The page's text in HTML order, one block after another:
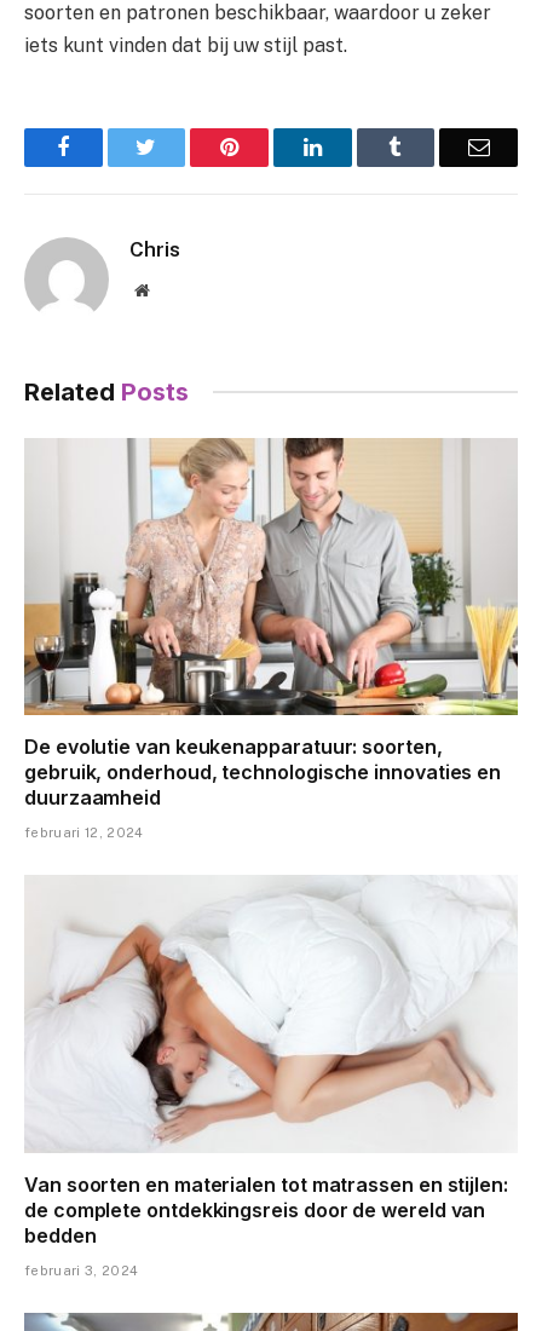
soorten en patronen beschikbaar, waardoor u zeker
iets kunt vinden dat bij uw stijl past.
Facebook Pinterest LinkedIn Email
Chris
Website
Related Posts
De evolutie van keukenapparatuur: soorten,
gebruik, onderhoud, technologische innovaties en
duurzaamheid
februari 12, 2024
Van soorten en materialen tot matrassen en stijlen:
de complete ontdekkingsreis door de wereld van
bedden
februari 3, 2024